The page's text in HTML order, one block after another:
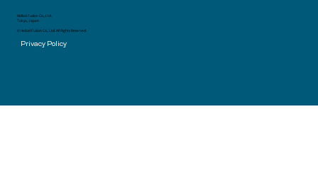
Helical Fusion Co., Ltd.
Tokyo, Japan
© Helical Fusion Co., Ltd. All Rights Reserved.
Privacy Policy